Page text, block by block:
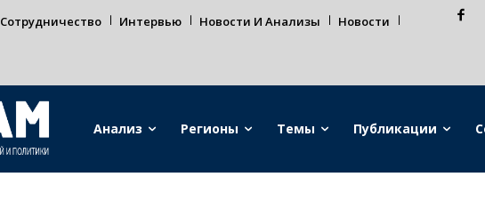
Сотрудничество Интервью Новости И Анализы Новости
Анализ Регионы Темы Публикации